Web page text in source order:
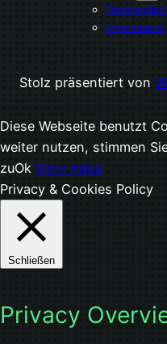
Impressum
Stolz präsentiert von
Diese Webseite benutzt
weiter nutzen, stimmen
zuOk Mehr Infos
Privacy & Cookies Policy
Schließen
Privacy